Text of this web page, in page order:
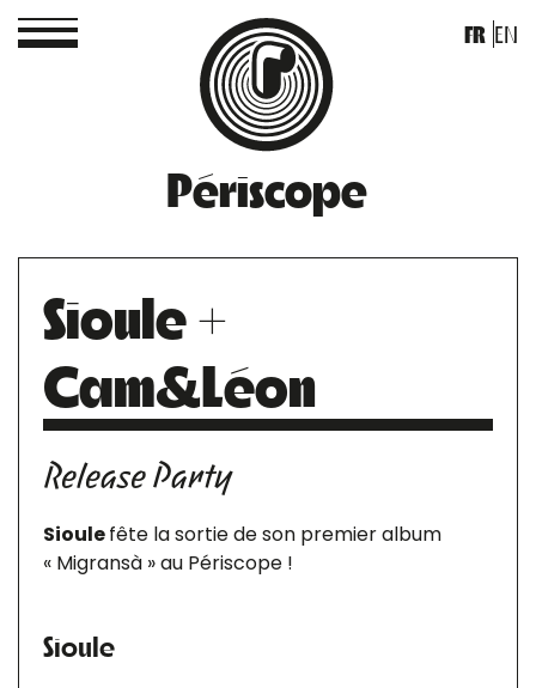
Périscope
FR EN
Sioule +
Cam&Léon
Release Party
Sioulefête la sortie de son premier album
« Migransà » au Périscope !
Sioule